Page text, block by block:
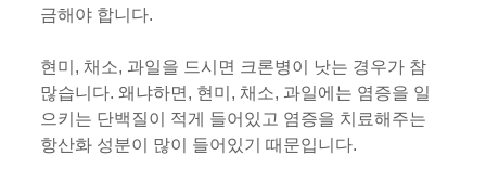
금해야 합니다.
현미, 채소, 과일을 드시면 크론병이 낫는 경우가 참
많습니다. 왜냐하면, 현미, 채소, 과일에는 염증을 일
으키는 단백질이 적게 들어있고 염증을 치료해주는
항산화 성분이 많이 들어있기 때문입니다.